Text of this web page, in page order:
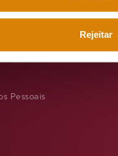
Rejeitar
Pessoais